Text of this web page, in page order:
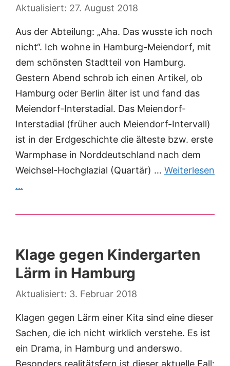
27. August 2018
Aus der Abteilung: „Aha. Das wusste ich noch
nicht“. Ich wohne in Hamburg-Meiendorf, mit
dem schönsten Stadtteil von Hamburg.
Gestern Abend schrob ich einen Artikel, ob
Hamburg oder Berlin älter ist und fand das
Meiendorf-Interstadial. Das Meiendorf-
Interstadial (früher auch Meiendorf-Intervall)
ist in der Erdgeschichte die älteste bzw. erste
Warmphase in Norddeutschland nach dem
Weichsel-Hochglazial (Quartär) … Weiterlesen
…
Klage gegen Kindergarten
Lärm in Hamburg
3. Februar 2018
Klagen gegen Lärm einer Kita sind eine dieser
Sachen, die ich nicht wirklich verstehe. Es ist
ein Drama, in Hamburg und anderswo.